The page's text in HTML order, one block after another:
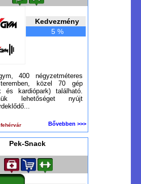
Kedvezmény
5 %
400 négyzetméteres
közel 70 gép
és kardiópark) található.
lehetőséget nyújt
Bővebben >>>
Pek-Snack